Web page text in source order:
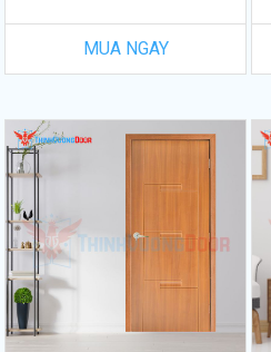
MUA NGAY